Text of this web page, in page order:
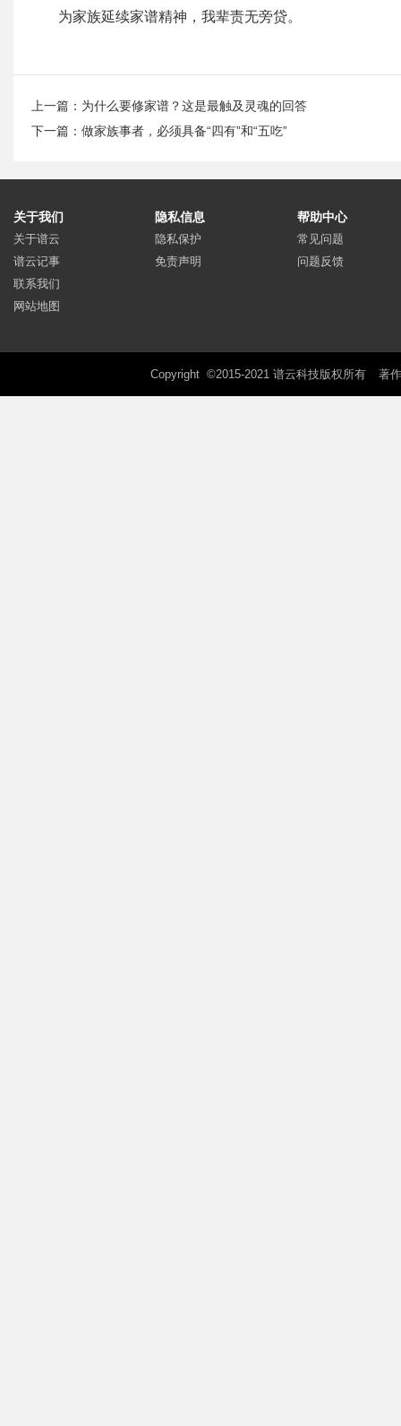
为家族延续家谱精神，我辈责无旁贷。
上一篇： 为什么要修家谱？这是最触及灵魂的回答
下一篇： 做家族事者，必须具备“四有”和“五吃”
关于我们
关于谱云
谱云记事
联系我们
网站地图
隐私信息
隐私保护
免责声明
帮助中心
常见问题
问题反馈
Copyright ©2015-2021 谱云科技版权所有 著